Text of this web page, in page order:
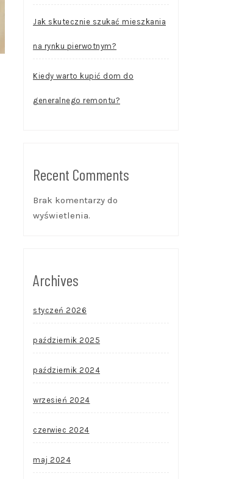
Jak skutecznie szukać mieszkania
na rynku pierwotnym?
Kiedy warto kupić dom do
generalnego remontu?
Recent Comments
Brak komentarzy do
wyświetlenia.
Archives
styczeń 2026
październik 2025
październik 2024
wrzesień 2024
czerwiec 2024
maj 2024